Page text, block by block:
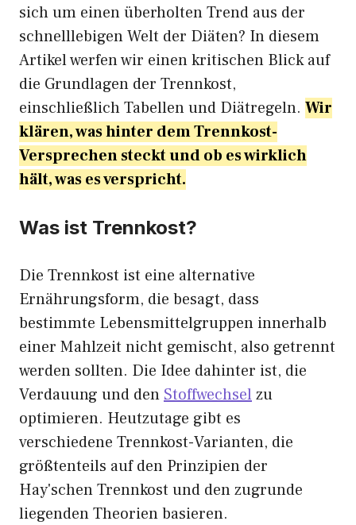
sich um einen überholten Trend aus der
schnelllebigen Welt der Diäten? In diesem
Artikel werfen wir einen kritischen Blick auf
die Grundlagen der Trennkost,
einschließlich Tabellen und Diätregeln. Wir
klären, was hinter dem Trennkost-
Versprechen steckt und ob es wirklich
hält, was es verspricht.
Was ist Trennkost?
Die Trennkost ist eine alternative
Ernährungsform, die besagt, dass
bestimmte Lebensmittelgruppen innerhalb
einer Mahlzeit nicht gemischt, also getrennt
werden sollten. Die Idee dahinter ist, die
Verdauung und den Stoffwechselzu
optimieren. Heutzutage gibt es
verschiedene Trennkost-Varianten, die
größtenteils auf den Prinzipien der
Hay'schen Trennkost und den zugrunde
liegenden Theorien basieren.